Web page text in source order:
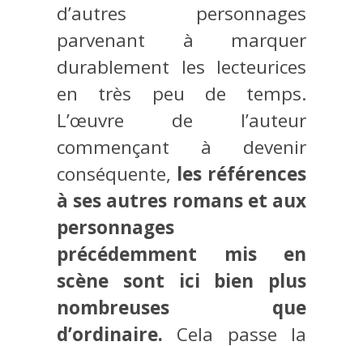
d’autres personnages
parvenant à marquer
durablement les lecteurices
en très peu de temps.
L’œuvre de l’auteur
commençant à devenir
conséquente, les références
à ses autres romans et aux
personnages
précédemment mis en
scène sont ici bien plus
nombreuses que
d’ordinaire. Cela passe la